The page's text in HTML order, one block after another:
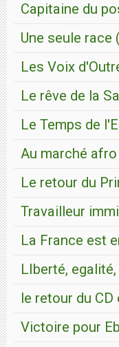
Capitaine du
Une seule race
Les Voix
Le rêve de la
Le Temps de
Au marché
Le retour du
Travailleur
La France est
LIberté,
le retour du
Victoire pour